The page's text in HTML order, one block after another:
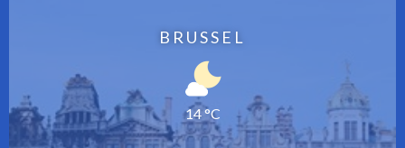
BRUSSEL
14 °C